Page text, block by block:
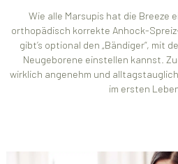
Wie alle Marsupis hat die Breeze
orthopädisch korrekte Anhock-
gibt’s optional den „Bändiger“, mit
Neugeborene einstellen kannst.
wirklich angenehm und
im ersten